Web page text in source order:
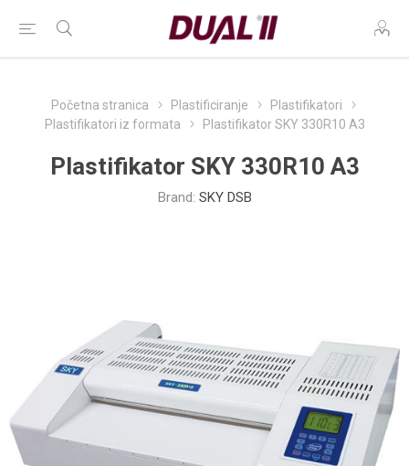
Početna stranica Plastificiranje
Plastifikatori
Plastifikatori iz formata
Plastifikator SKY 330R10 A3
Plastifikator SKY 330R10 A3
Brand: SKY DSB